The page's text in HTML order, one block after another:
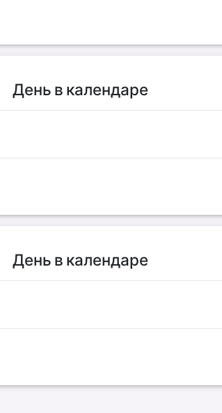
День в календаре
День в календаре